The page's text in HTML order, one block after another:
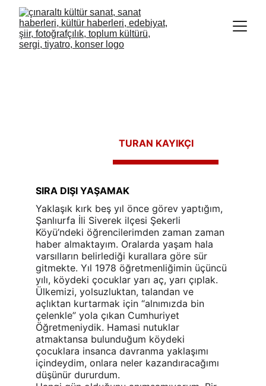
SIRA DIŞI YAŞAMAK
Yaklaşık kırk beş yıl önce görev yaptığım,
Şanlıurfa İli Siverek ilçesi Şekerli
Köyü’ndeki öğrencilerimden zaman zaman
haber almaktayım. Oralarda yaşam hala
varsılların belirlediği kurallara göre sür
gitmekte. Yıl 1978 öğretmenliğimin üçüncü
yılı, köydeki çocuklar yarı aç, yarı çıplak.
Ülkemizi, yolsuzluktan, talandan ve
açlıktan kurtarmak için “alnımızda bin
çelenkle” yola çıkan Cumhuriyet
Öğretmeniydik. Hamasi nutuklar
atmaktansa bulunduğum köydeki
çocuklara insanca davranma yaklaşımı
içindeydim, onlara neler kazandıracağımı
düşünür dururdum.
TURAN KAYIKÇI